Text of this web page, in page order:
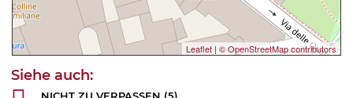
Leaflet | © OpenStreetMap contributors